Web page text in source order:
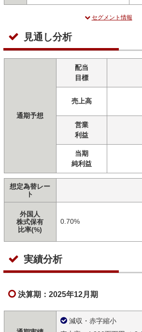
セグメント情報
見通し分析
通期予想
配当
目標
売上高
営業
利益
当期
純利益
想定為替レー
ト
外国人
株式保有
比率(%)
0.70%
実績分析
決算期：2025年12月期
減収・赤字縮小